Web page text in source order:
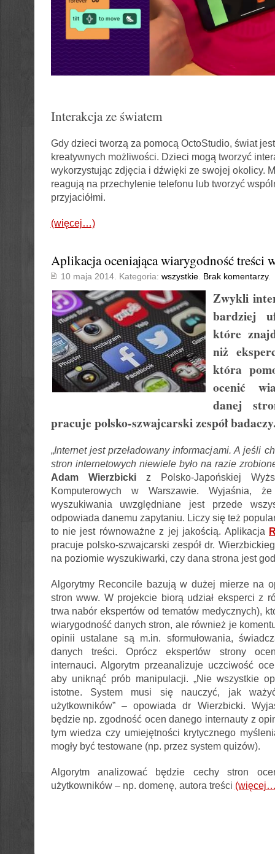
Interakcja ze światem
Gdy dzieci tworzą za pomocą OctoStudio, świat
kreatywnych możliwości. Dzieci mogą tworzyć
wykorzystując zdjęcia i dźwięki ze swojej okolicy.
reagują na przechylenie telefonu lub tworzyć
przyjaciółmi.
(więcej…)
Aplikacja oceniająca wiarygodność treści
10 maja 2014. Kategoria: wszystkie. Brak komentarzy.
Zwykli
bardziej
które
niż
która
ocenić
danej
pracuje polsko-szwajcarski zespół
„Internet jest przeładowany informacjami. A jeśli
stron internetowych niewiele było na razie
Adam Wierzbickiz Polsko-Japońskiej
Komputerowych w Warszawie. Wyjaśnia,
wyszukiwania uwzględniane jest przede
odpowiada danemu zapytaniu. Liczy się też
to nie jest równoważne z jej jakością. Aplikacja
pracuje polsko-szwajcarski zespół dr.
na poziomie wyszukiwarki, czy dana strona jest
Algorytmy Reconcile bazują w dużej mierze na
stron www. W projekcie biorą udział eksperci z
trwa nabór ekspertów od tematów medycznych),
wiarygodność danych stron, ale również je
opinii ustalane są m.in. sformułowania,
danych treści. Oprócz ekspertów strony
internauci. Algorytm przeanalizuje uczciwość
aby uniknąć prób manipulacji. „Nie wszystkie
istotne. System musi się nauczyć, jak
użytkowników” – opowiada dr Wierzbicki.
będzie np. zgodność ocen danego internauty z
tym wiedza czy umiejętności krytycznego
mogły być testowane (np. przez system quizów).
Algorytm analizować będzie cechy stron
użytkowników – np. domenę, autora treści